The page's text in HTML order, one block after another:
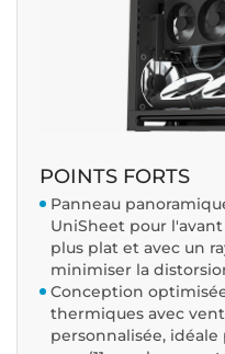
POINTS FORTS
Panneau
UniSheet pour
plus plat et avec un
minimiser la
Conception
thermiques avec
personnalisée,